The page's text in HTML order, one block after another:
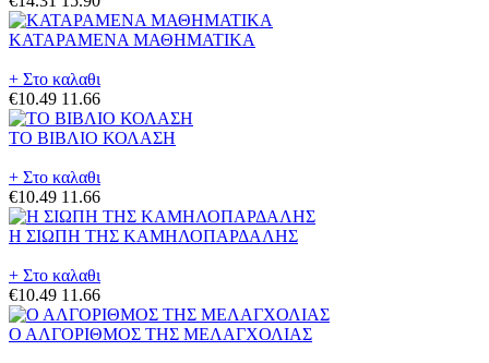
ΚΑΤΑΡΑΜΕΝΑ ΜΑΘΗΜΑΤΙΚΑ
+ Στο καλαθι
€10.49 11.66
ΤΟ ΒΙΒΛΙΟ ΚΟΛΑΣΗ
+ Στο καλαθι
€10.49 11.66
Η ΣΙΩΠΗ ΤΗΣ ΚΑΜΗΛΟΠΑΡΔΑΛΗΣ
+ Στο καλαθι
€10.49 11.66
Ο ΑΛΓΟΡΙΘΜΟΣ ΤΗΣ ΜΕΛΑΓΧΟΛΙΑΣ